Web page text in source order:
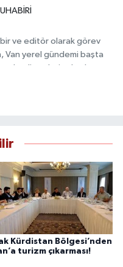
ve editör olarak görev
Van yerel gündemi başta
gelişmeleri sahadan
tarafsızlık ve etik ilkeleri
kaynaklara dayalı
Kürdistan Bölgesi’nden
turizm çıkarması!